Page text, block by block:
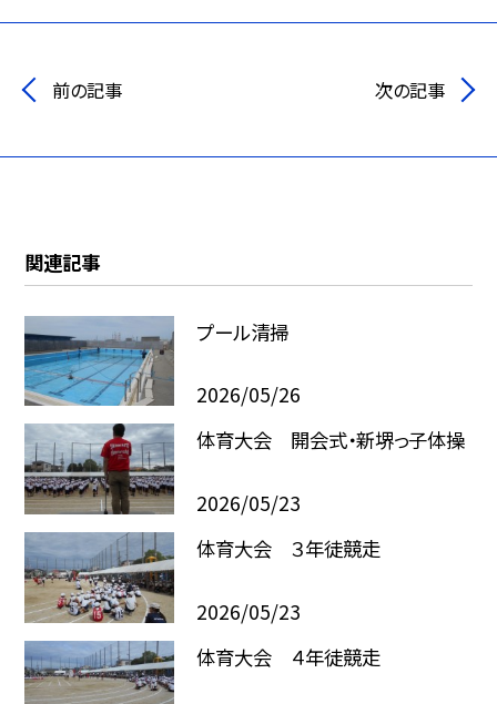
前の記事 次の記事
関連記事
プール清掃
2026/05/26
体育大会 開会式・新堺っ子体操
2026/05/23
体育大会 ３年徒競走
2026/05/23
体育大会 ４年徒競走